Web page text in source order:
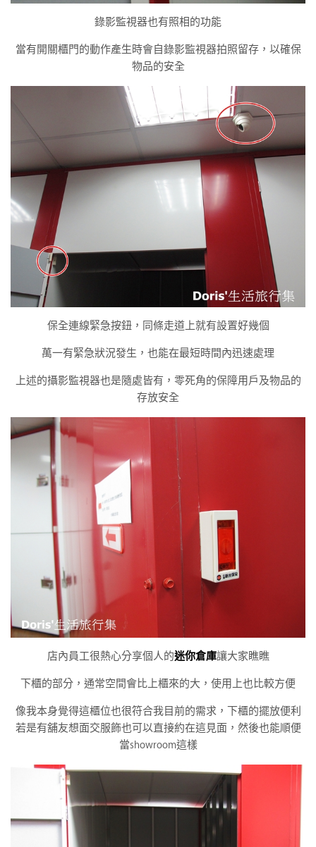
錄影監視器也有照相的功能
當有開關櫃門的動作產生時會自錄影監視器拍照留存，以確保
物品的安全
保全連線緊急按鈕，同條走道上就有設置好幾個
萬一有緊急狀況發生，也能在最短時間內迅速處理
上述的攝影監視器也是隨處皆有，零死角的保障用戶及物品的
存放安全
店內員工很熱心分享個人的迷你倉庫讓大家瞧瞧
下櫃的部分，通常空間會比上櫃來的大，使用上也比較方便
像我本身覺得這櫃位也很符合我目前的需求，下櫃的擺放便利
若是有舖友想面交服飾也可以直接約在這見面，然後也能順便
當showroom這樣